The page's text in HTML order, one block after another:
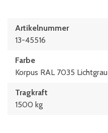
Artikelnummer
13-45516
Farbe
Korpus RAL 7035 Lichtgrau
Tragkraft
1500 kg